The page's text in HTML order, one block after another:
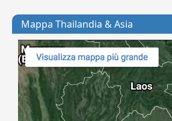
Mappa Thailandia & Asia